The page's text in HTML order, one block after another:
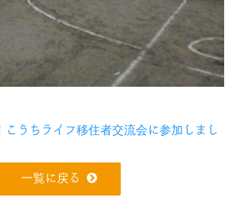
こうちライフ移住者交流会に参加しまし
一覧に戻る